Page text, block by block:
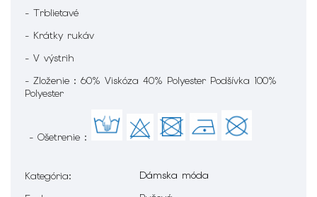
- Trblietavé
- Krátky rukáv
- V výstrih
- Zloženie : 60% Viskóza 40% Polyester Podšívka 100%
Polyester
- Ošetrenie :
Kategória:
Dámska móda